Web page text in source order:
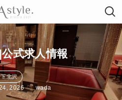
式求人情報
北沢
2026 wada